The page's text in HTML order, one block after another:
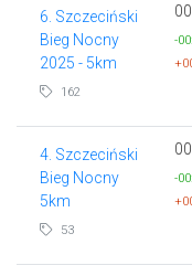
6. Szczeciński
Bieg Nocny
2025 - 5km
162
-
4. Szczeciński
Bieg Nocny
5km
53
-